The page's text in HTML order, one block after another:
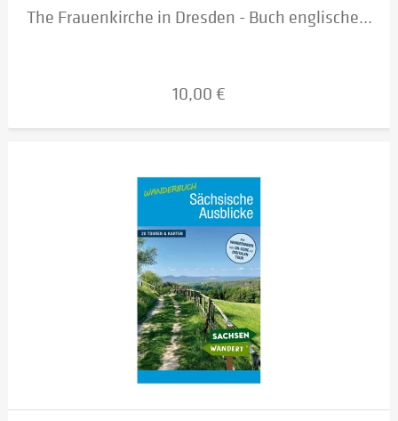
The Frauenkirche in Dresden - Buch englische...
10,00 €